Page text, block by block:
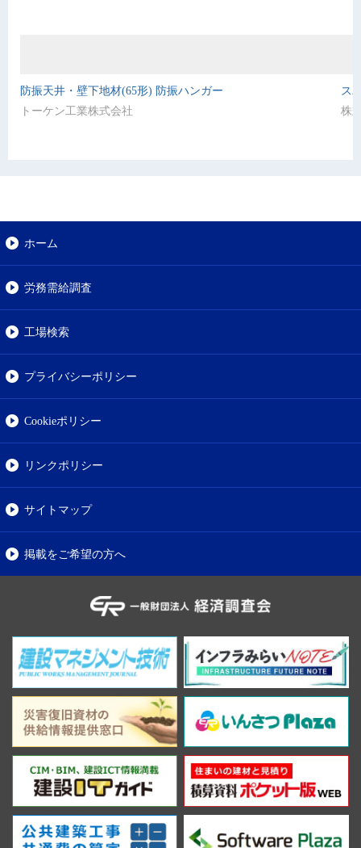
防振天井・壁下地材(65形) 防振ハンガー
トーケン工業株式会社
ス
株
ホーム
労務需給調査
工場検索
プライバシーポリシー
Cookieポリシー
リンクポリシー
サイトマップ
掲載をご希望の方へ